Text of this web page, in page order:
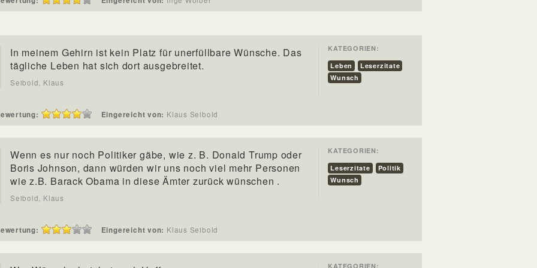
In meinem Gehirn ist kein Platz für unerfüllbare Wünsche. Das
tägliche Leben hat sich dort ausgebreitet.
Seibold, Klaus
KATEGORIEN:
Leben
Leserzitate
Wunsch
Eingereicht von: Klaus Seibold
Wenn es nur noch Politiker gäbe, wie z. B. Donald Trump oder
Boris Johnson, dann würden wir uns noch viel mehr Personen
wie z.B. Barack Obama in diese Ämter zurück wünschen .
Seibold, Klaus
KATEGORIEN:
Leserzitate
Politik
Wunsch
Eingereicht von: Klaus Seibold
KATEGORIEN: